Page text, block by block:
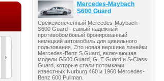
Масла Мост
Mercedes-Maybach
S600 Guard
Свежеиспеченный Mercedes-Maybach
S600 Guard - самый надежный
противобомбовый бронированный
немецкий автомобиль для цивильного
пользования. Это новая вершина линейки
Mercedes-Benz S Guard, включающая
модели G500 Guard, GLE Guard и S-Class
Guard, которые стали потомками
известных Nurburg 460 и 1960 Mercedes-
Benz 600 Pullman.